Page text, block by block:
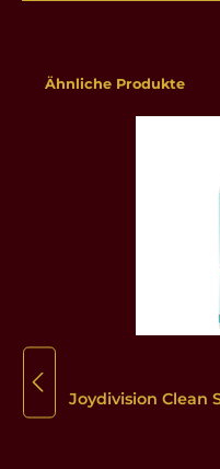
Produktgalerie
Ähnliche Produkte
Joydivision Clean